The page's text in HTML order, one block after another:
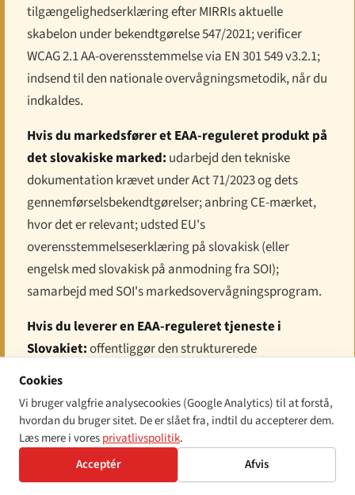
tilgængelighedserklæring efter MIRRIs aktuelle
skabelon under bekendtgørelse 547/2021; verificer
WCAG 2.1 AA-overensstemmelse via EN 301 549 v3.2.1;
indsend til den nationale overvågningsmetodik, når du
indkaldes.
Hvis du markedsfører et EAA-reguleret produkt på
det slovakiske marked: udarbejd den tekniske
dokumentation krævet under Act 71/2023 og dets
gennemførselsbekendtgørelser; anbring CE-mærket,
hvor det er relevant; udsted EU's
overensstemmelseserklæring på slovakisk (eller
engelsk med slovakisk på anmodning fra SOI);
samarbejd med SOI's markedsovervågningsprogram.
Hvis du leverer en EAA-reguleret tjeneste i
Slovakiet:offentliggør den strukturerede
"forbrugerinformation" om din tilgængeligheds-
enkelt kontaktpunkt for tilgængeligheds-klager;
dokumenter overensstemmelse mod EN 301 549's
tjenestekrav.
Cookies
Vi bruger valgfrie analysecookies (Google Analytics) til at forstå,
hvordan du bruger sitet. De er slået fra, indtil du accepterer dem.
Læs mere i voresprivatlivspolitik.
Acceptér
Afvis